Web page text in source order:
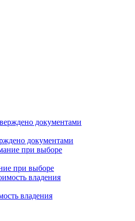
документами
при выборе
владения